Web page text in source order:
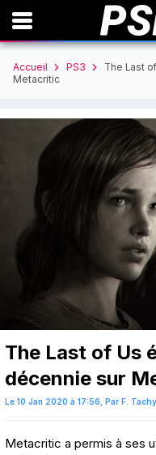
Accueil PS3
The Last
Metacritic
The Last of Us
décennie sur
Le 10 Jan 2020 à 17:56, Par F. Tachy
Metacritic a permis à ses